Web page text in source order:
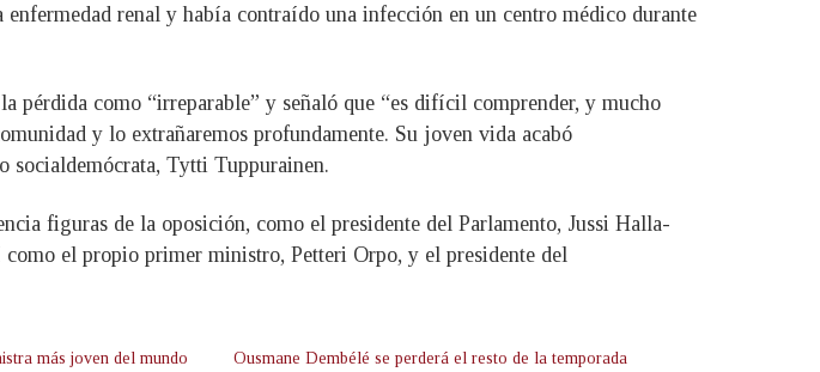
renal y había contraído una infección en un centro médico durante
pérdida como “irreparable” y señaló que “es difícil comprender, y mucho
y lo extrañaremos profundamente. Su joven vida acabó
socialdemócrata, Tytti Tuppurainen.
figuras de la oposición, como el presidente del Parlamento, Jussi Halla-
el propio primer ministro, Petteri Orpo, y el presidente del
más joven del mundo
Ousmane Dembélé se perderá el resto de la temporada